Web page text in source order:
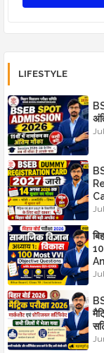
LIFESTYLE